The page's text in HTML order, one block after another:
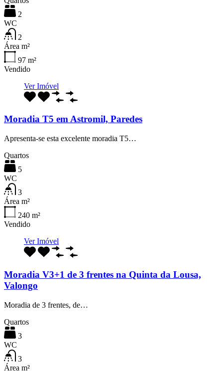
2
WC
2
Área m²
97 m²
Vendido
Ver Imóvel
Moradia T5 em Astromil, Paredes
Apresenta-se esta excelente moradia T5…
Quartos
5
WC
3
Área m²
240 m²
Vendido
Ver Imóvel
Moradia V3+1 de 3 frentes na Quinta da Lousa,
Valongo
Moradia de 3 frentes, de…
Quartos
3
WC
3
Área m²